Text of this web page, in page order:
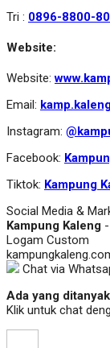
Tri : 0896-8800-
Website:
Website:
Email:
Instagram:
Facebook:
Tiktok: Kampung
Social Media &
Kampung Kaleng
Logam Custom
Chat via
Ada yang
Klik untuk chat